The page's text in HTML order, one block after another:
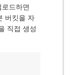
드하면
버킷을 자
직접 생성